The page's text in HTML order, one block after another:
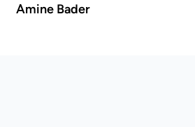
Amine Bader